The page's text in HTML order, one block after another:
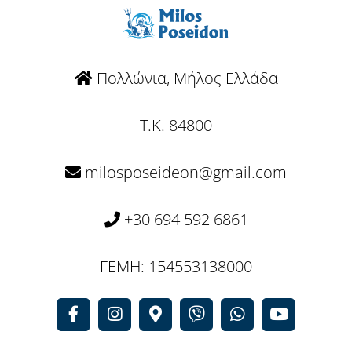
Πολλώνια, Μήλος Ελλάδα
T.K. 84800
milosposeideon@gmail.com
+30 694 592 6861
ΓΕΜΗ: 154553138000